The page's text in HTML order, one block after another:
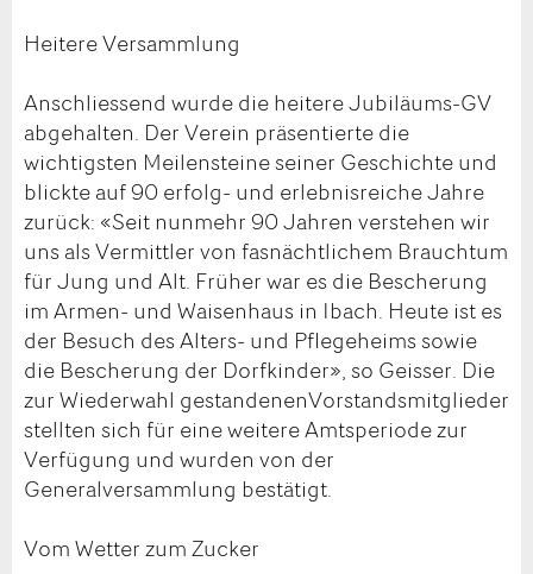
Heitere Versammlung
Anschliessend wurde die heitere Jubiläums-GV
abgehalten. Der Verein präsentierte die
wichtigsten Meilensteine seiner Geschichte und
blickte auf 90 erfolg- und erlebnisreiche Jahre
zurück: «Seit nunmehr 90 Jahren verstehen wir
uns als Vermittler von fasnächtlichem Brauchtum
für Jung und Alt. Früher war es die Bescherung
im Armen- und Waisenhaus in Ibach. Heute ist es
der Besuch des Alters- und Pflegeheims sowie
die Bescherung der Dorfkinder», so Geisser. Die
zur Wiederwahl gestandenenVorstandsmitglieder
stellten sich für eine weitere Amtsperiode zur
Verfügung und wurden von der
Generalversammlung bestätigt.
Vom Wetter zum Zucker